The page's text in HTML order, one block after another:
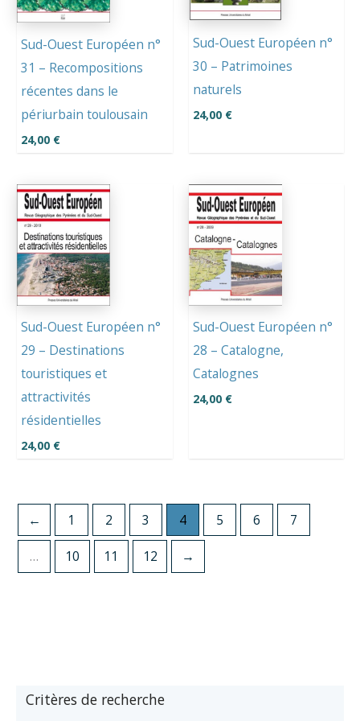
Critères de recherche
Sud-Ouest Européen n°
31 – Recompositions
récentes dans le
périurbain toulousain
24,00 €
Sud-Ouest Européen n°
30 – Patrimoines
naturels
24,00 €
Sud-Ouest Européen n°
29 – Destinations
touristiques et
attractivités
résidentielles
24,00 €
Sud-Ouest Européen n°
28 – Catalogne,
Catalognes
24,00 €
← 1 2 3 4 5 6 7
… 10 11 12 →